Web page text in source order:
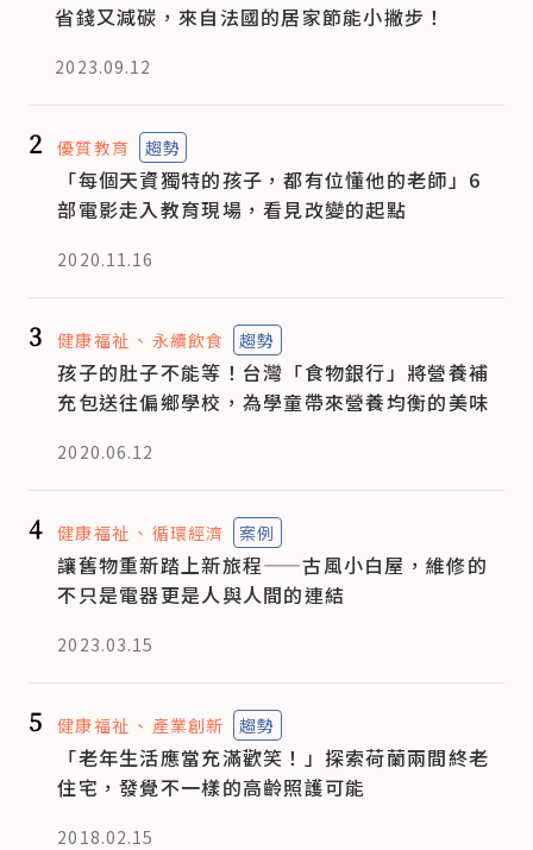
省錢又減碳，來自法國的居家節能小撇步！
2023.09.12
2 優質教育 趨勢
「每個天資獨特的孩子，都有位懂他的老師」6
部電影走入教育現場，看見改變的起點
2020.11.16
3 健康福祉 永續飲食 趨勢
孩子的肚子不能等！台灣「食物銀行」將營養補
充包送往偏鄉學校，為學童帶來營養均衡的美味
2020.06.12
4 健康福祉 循環經濟 案例
讓舊物重新踏上新旅程——古風小白屋，維修的
不只是電器更是人與人間的連結
2023.03.15
5 健康福祉 產業創新 趨勢
「老年生活應當充滿歡笑！」探索荷蘭兩間終老
住宅，發覺不一樣的高齡照護可能
2018.02.15